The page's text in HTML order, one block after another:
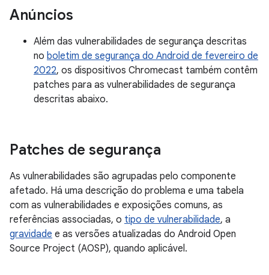
Anúncios
Além das vulnerabilidades de segurança descritas
no boletim de segurança do Android de fevereiro de
2022, os dispositivos Chromecast também contêm
patches para as vulnerabilidades de segurança
descritas abaixo.
Patches de segurança
As vulnerabilidades são agrupadas pelo componente
afetado. Há uma descrição do problema e uma tabela
com as vulnerabilidades e exposições comuns, as
referências associadas, o tipo de vulnerabilidade, a
gravidade e as versões atualizadas do Android Open
Source Project (AOSP), quando aplicável.